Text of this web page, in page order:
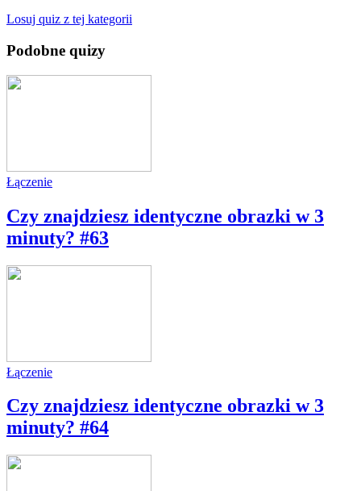
Losuj quiz z tej kategorii
Podobne quizy
Łączenie
Czy znajdziesz identyczne obrazki w 3
minuty? #63
Łączenie
Czy znajdziesz identyczne obrazki w 3
minuty? #64